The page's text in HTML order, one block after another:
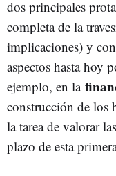
dos principales
completa de la
implicaciones) y
aspectos hasta hoy
ejemplo, en la
construcción de los
la tarea de valorar
plazo de esta